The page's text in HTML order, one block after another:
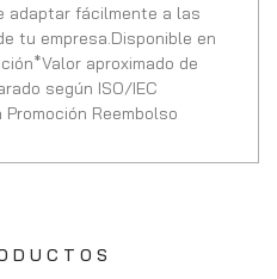
adaptar fácilmente a las
tu empresa.Disponible en
aproximado de
según ISO/IEC
Reembolso